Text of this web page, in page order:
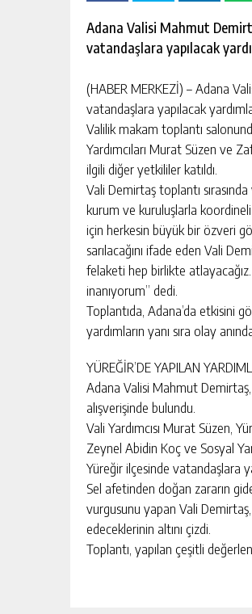
Adana Valisi Mahmut
vatandaşlara yapılacak
(HABER MERKEZİ) – Adana
vatandaşlara yapılacak
Valilik makam toplantı
Yardımcıları Murat Süzen ve
ilgili diğer yetkililer katıldı.
Vali Demirtaş toplantı
kurum ve kuruluşlarla koordineli
için herkesin büyük bir özveri
sarılacağını ifade eden Vali
felaketi hep birlikte
inanıyorum” dedi.
Toplantıda, Adana’da etkisini
yardımların yanı sıra olay
YÜREĞİR’DE YAPILAN
Adana Valisi Mahmut
alışverişinde bulundu.
Vali Yardımcısı Murat Süzen,
Zeynel Abidin Koç ve Sosyal
Yüreğir ilçesinde vatandaşlara
Sel afetinden doğan zararın
vurgusunu yapan Vali
edeceklerinin altını çizdi.
Toplantı, yapılan çeşitli
BAHÇE’DE 2
SATILIK